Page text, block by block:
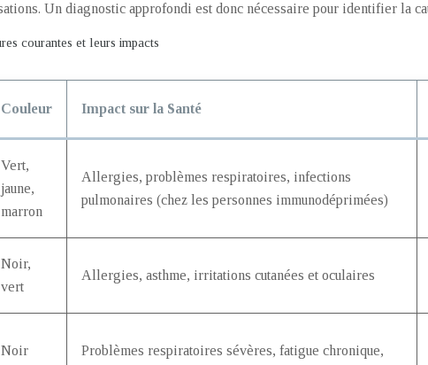
Un diagnostic approfondi est donc nécessaire pour identifier la
courantes et leurs impacts
Couleur Impact sur la Santé
Vert,
jaune,
marron
Allergies, problèmes respiratoires, infections
pulmonaires (chez les personnes immunodéprimées)
Noir,
vert
Allergies, asthme, irritations cutanées et oculaires
Noir
Problèmes respiratoires sévères, fatigue chronique,